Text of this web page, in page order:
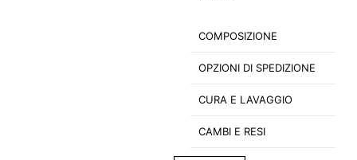
COMPOSIZIONE
OPZIONI DI SPEDIZIONE
CURA E LAVAGGIO
CAMBI E RESI